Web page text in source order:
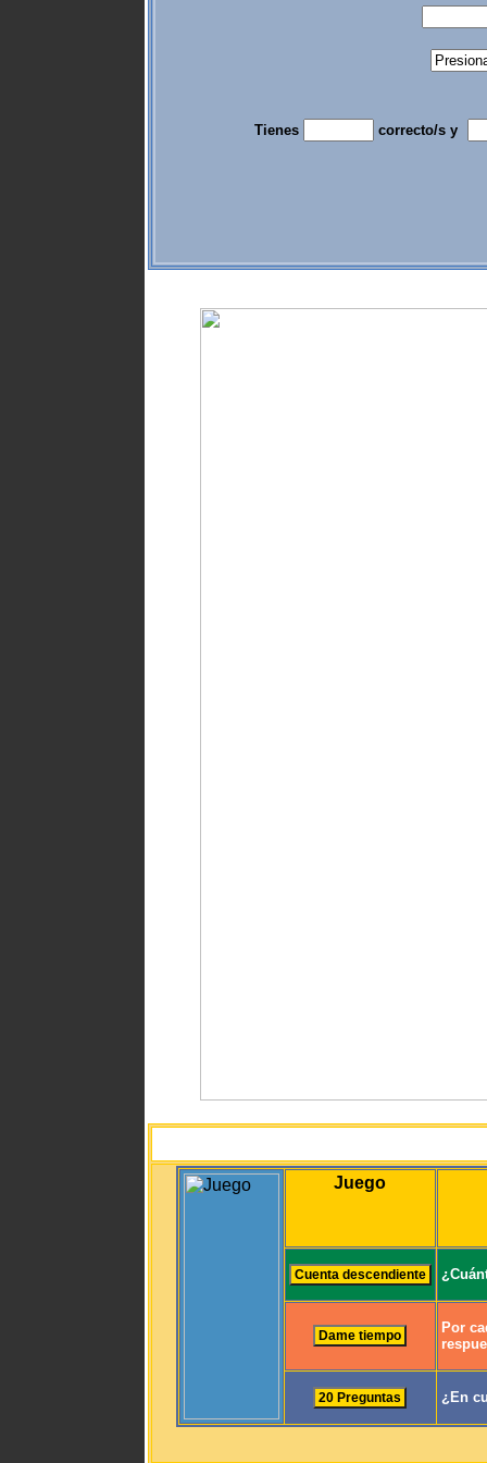
Tienes correcto/s y
Juego
Por
¿En